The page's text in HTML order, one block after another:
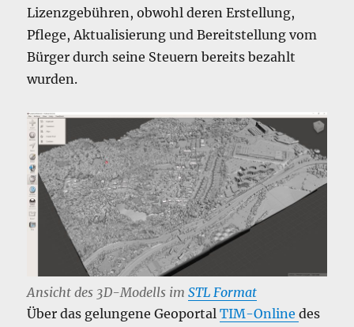
Lizenzgebühren, obwohl deren Erstellung,
Pflege, Aktualisierung und Bereitstellung vom
Bürger durch seine Steuern bereits bezahlt
wurden.
Ansicht des 3D-Modells imSTL Format
Über das gelungene GeoportalTIM-Onlinedes